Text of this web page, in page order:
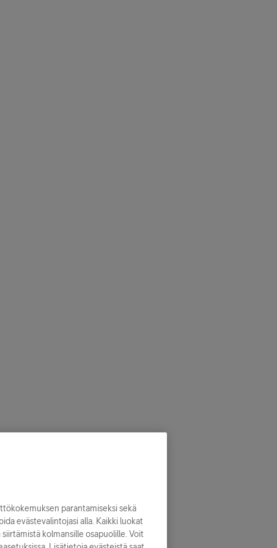
parantamiseksi sekä
evästevalintojasi alla. Kaikki luokat
kolmansille osapuolille. Voit